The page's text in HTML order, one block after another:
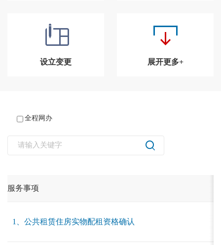
设立变更 展开更多+
全程网办